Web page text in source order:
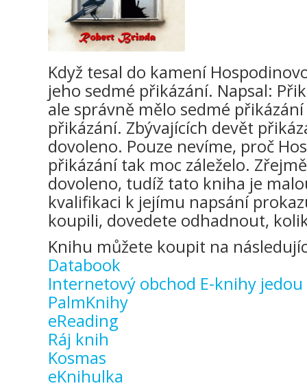
Když tesal do kamení
jeho sedmé přikázání. Napsal:
ale správně mělo sedmé
přikázání. Zbývajících devět
dovoleno. Pouze nevíme, proč
přikázání tak moc záleželo.
dovoleno, tudíž tato kniha je
kvalifikaci k jejímu napsání
koupili, dovedete odhadnout,
Knihu můžete koupit na
Databook
Internetový obchod E-knihy jedou
PalmKnihy
eReading
Ráj knih
Kosmas
eKnihulka